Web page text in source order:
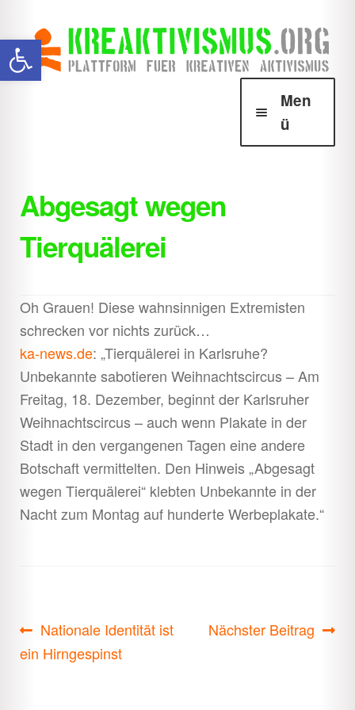
Werkzeugleiste öffnen Zur
Navigation
springen
Zum
Inhalt
springen
Men
ü
Howtos
Downloads
Shop
Abgesagt wegen
Tierquälerei
Oh Grauen! Diese wahnsinnigen Extremisten
schrecken vor nichts zurück…
ka-news.de: „Tierquälerei in Karlsruhe?
Unbekannte sabotieren Weihnachtscircus – Am
Freitag, 18. Dezember, beginnt der Karlsruher
Weihnachtscircus – auch wenn Plakate in der
Stadt in den vergangenen Tagen eine andere
Botschaft vermittelten. Den Hinweis „Abgesagt
wegen Tierquälerei“ klebten Unbekannte in der
Nacht zum Montag auf hunderte Werbeplakate.“
Beitragsnavigation
Vorheriger
Beitrag:
Nationale Identität ist
ein Hirngespinst
Nächster
Nächster Beitrag